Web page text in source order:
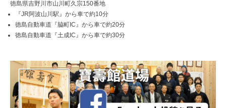
徳島県吉野川市山川町久宗150番地
『JR阿波山川駅』から車で約10分
徳島自動車道『脇町IC』から車で約20分
徳島自動車道『土成IC』から車で約30分